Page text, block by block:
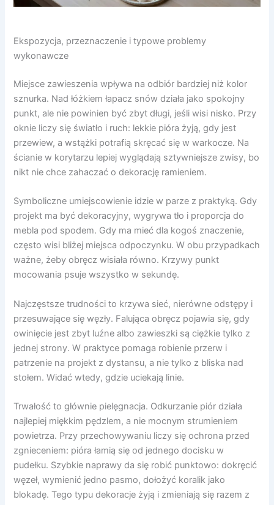
Ekspozycja, przeznaczenie i typowe problemy
wykonawcze
Miejsce zawieszenia wpływa na odbiór bardziej niż kolor
sznurka. Nad łóżkiem łapacz snów działa jako spokojny
punkt, ale nie powinien być zbyt długi, jeśli wisi nisko. Przy
oknie liczy się światło i ruch: lekkie pióra żyją, gdy jest
przewiew, a wstążki potrafią skręcać się w warkocze. Na
ścianie w korytarzu lepiej wyglądają sztywniejsze zwisy, bo
nikt nie chce zahaczać o dekorację ramieniem.
Symboliczne umiejscowienie idzie w parze z praktyką. Gdy
projekt ma być dekoracyjny, wygrywa tło i proporcja do
mebla pod spodem. Gdy ma mieć dla kogoś znaczenie,
często wisi bliżej miejsca odpoczynku. W obu przypadkach
ważne, żeby obręcz wisiała równo. Krzywy punkt
mocowania psuje wszystko w sekundę.
Najczęstsze trudności to krzywa sieć, nierówne odstępy i
przesuwające się węzły. Falująca obręcz pojawia się, gdy
owinięcie jest zbyt luźne albo zawieszki są ciężkie tylko z
jednej strony. W praktyce pomaga robienie przerw i
patrzenie na projekt z dystansu, a nie tylko z bliska nad
stołem. Widać wtedy, gdzie uciekają linie.
Trwałość to głównie pielęgnacja. Odkurzanie piór działa
najlepiej miękkim pędzlem, a nie mocnym strumieniem
powietrza. Przy przechowywaniu liczy się ochrona przed
zgnieceniem: pióra łamią się od jednego docisku w
pudełku. Szybkie naprawy da się robić punktowo: dokręcić
węzeł, wymienić jedno pasmo, dołożyć koralik jako
blokadę. Tego typu dekoracje żyją i zmieniają się razem z